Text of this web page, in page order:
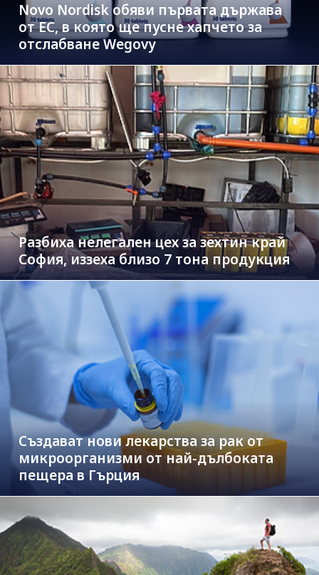
Novo Nordisk обяви първата държава
от ЕС, в която ще пусне хапчето за
отслабване Wegovy
Разбиха нелегален цех за зехтин край
София, иззеха близо 7 тона продукция
Създават нови лекарства за рак от
микроорганизми от най-дълбоката
пещера в Гърция